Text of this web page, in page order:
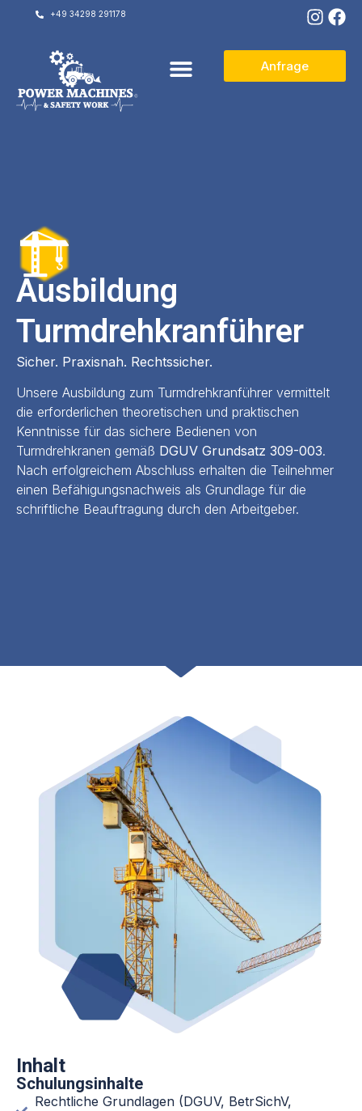
+49 34298 291178
Anfrage
Ausbildung
Turmdrehkranführer
Sicher. Praxisnah. Rechtssicher.
Unsere Ausbildung zum Turmdrehkranführer vermittelt
die erforderlichen theoretischen und praktischen
Kenntnisse für das sichere Bedienen von
Turmdrehkranen gemäß DGUV Grundsatz 309-003.
Nach erfolgreichem Abschluss erhalten die Teilnehmer
einen Befähigungsnachweis als Grundlage für die
schriftliche Beauftragung durch den Arbeitgeber.
Inhalt
Schulungsinhalte
Rechtliche Grundlagen (DGUV, BetrSichV,